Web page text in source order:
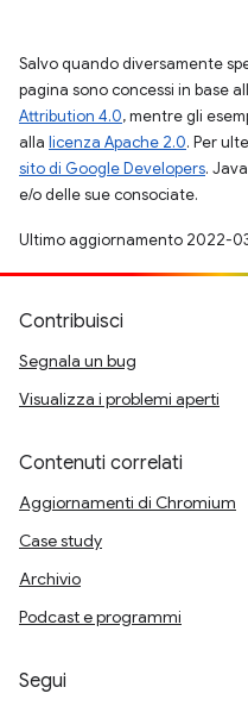
Salvo quando diversamente
pagina sono concessi in base
Attribution 4.0, mentre gli
alla licenza Apache 2.0. Per
sito di Google Developers.
e/o delle sue consociate.
Ultimo aggiornamento 2022-
Contribuisci
Segnala un bug
Visualizza i problemi aperti
Contenuti correlati
Aggiornamenti di Chromium
Case study
Archivio
Podcast e programmi
Segui